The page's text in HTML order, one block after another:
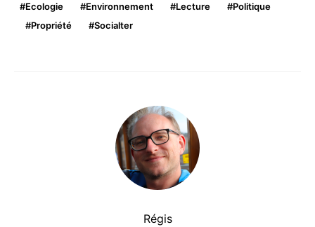
Ecologie Environnement Lecture
Politique
Propriété
Socialter
Régis